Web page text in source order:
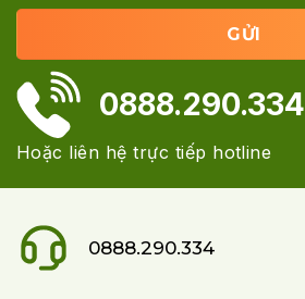
0888.290.334
Hoặc liên hệ trực tiếp hotline
0888.290.334